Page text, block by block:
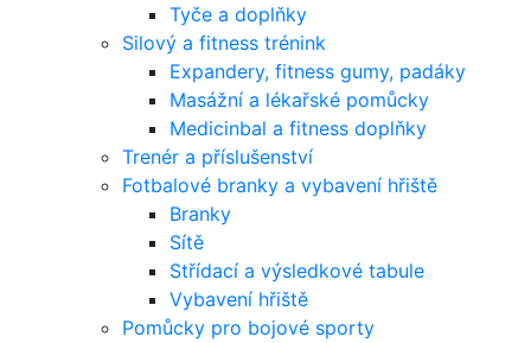
Tyče a doplňky
Silový a fitness trénink
Expandery, fitness gumy, padáky
Masážní a lékařské pomůcky
Medicinbal a fitness doplňky
Trenér a příslušenství
Fotbalové branky a vybavení hřiště
Branky
Sítě
Střídací a výsledkové tabule
Vybavení hřiště
Pomůcky pro bojové sporty